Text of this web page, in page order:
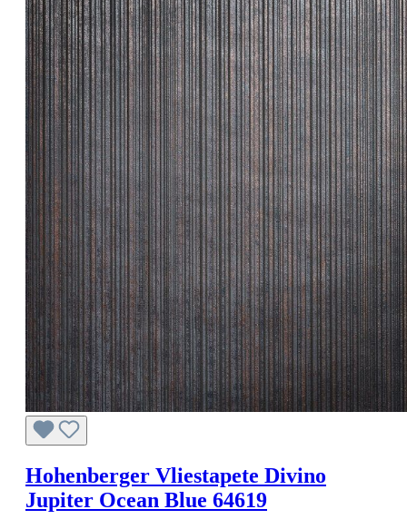
Hohenberger Vliestapete Divino
Jupiter Ocean Blue 64619